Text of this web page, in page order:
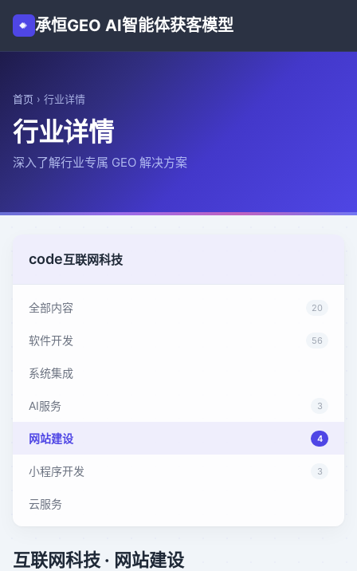
承恒GEO AI智能体获客模型
首页 › 行业详情
行业详情
深入了解行业专属 GEO 解决方案
code互联网科技
全部内容 20
软件开发 56
系统集成
AI服务 3
网站建设 4
小程序开发 3
云服务
互联网科技 · 网站建设